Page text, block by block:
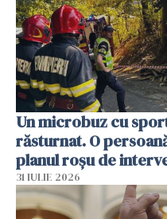
Un microbuz cu
răsturnat. O
planul roșu de
31 IULIE 2026